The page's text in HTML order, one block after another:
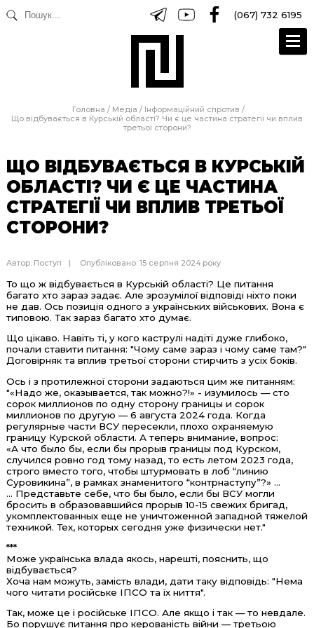
(067) 732 6195
Головна / Медіа / Інформаційний спротив /
Що відбувається в Курській області? Чи є це частина стратегії чи вплив
третьої сторони?
ЩО ВІДБУВАЄТЬСЯ В КУРСЬКІЙ
ОБЛАСТІ? ЧИ Є ЦЕ ЧАСТИНА
СТРАТЕГІЇ ЧИ ВПЛИВ ТРЕТЬОЇ
СТОРОНИ?
Автор: Поступ Опубліковано: 15 серпня 2024 року
То що ж відбувається в Курській області? Це питання
багато хто зараз задає. Але зрозумілої відповіді ніхто поки
не дав. Ось позиція одного з українських військових. Вона є
типовою. Так зараз багато хто думає.
Що цікаво. Навіть ті, у кого каструлі надіті дуже глибоко,
почали ставити питання: "Чому саме зараз і чому саме там?"
Договірняк та вплив третьої сторони стирчить з усіх боків.
Ось і з протилежної сторони задаються цим же питанням:
"«Надо же, оказывается, так можно?!» - изумилось — сто
сорок миллионов по одну сторону границы и сорок
миллионов по другую — 6 августа 2024 года. Когда
регулярные части ВСУ пересекли, плохо охраняемую
границу Курской области. А теперь внимание, вопрос:
«А что было бы, если бы прорыв границы под Курском,
случился ровно год тому назад, то есть летом 2023 года,
строго вместо того, чтобы штурмовать в лоб “линию
Суровикина”, в рамках знаменитого “контрнаступу”?» ...
... Представьте себе, что бы было, если бы ВСУ могли
бросить в образовавшийся прорыв 10-15 свежих бригад,
укомплектованных еще не уничтоженной западной тяжелой
техникой. Тех, которых сегодня уже физически нет."
***
Може українська влада якось, нарешті, пояснить, що
відбувається?
Хоча нам можуть, замість влади, дати таку відповідь: "Нема
чого читати російське ІПСО та їх ниття".
Так, може це і російське ІПСО. Але якщо і так — то невдале.
Бо порушує питання про керованість війни — третьою